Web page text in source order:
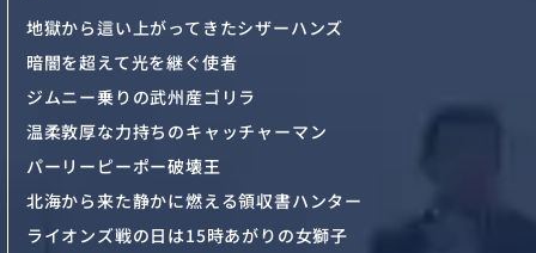
地獄から這い上がってきたシザーハンズ
暗闇を超えて光を継ぐ使者
ジムニー乗りの武州産ゴリラ
温柔敦厚な力持ちのキャッチャーマン
パーリーピーポー破壊王
北海から来た静かに燃える領収書ハンター
ライオンズ戦の日は15時あがりの女獅子